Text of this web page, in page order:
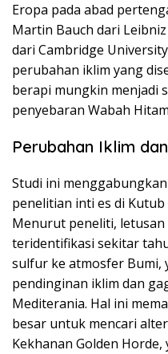
Eropa pada abad
Martin Bauch dari
dari Cambridge
perubahan iklim yang
berapi mungkin menjadi
penyebaran Wabah
Perubahan Iklim
Studi ini
penelitian inti es di
Menurut peneliti,
teridentifikasi sekitar
sulfur ke atmosfer Bumi,
pendinginan iklim dan
Mediterania. Hal ini
besar untuk mencari
Kekhanan Golden